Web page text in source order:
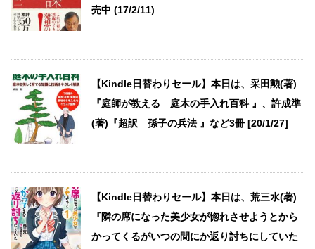
売中 (17/2/11)
【Kindle日替わりセール】本日は、采田勲(著)
『庭師が教える 庭木の手入れ百科 』、許成準
(著)『超訳 孫子の兵法 』など3冊 [20/1/27]
【Kindle日替わりセール】本日は、荒三水(著)
『隣の席になった美少女が惚れさせようとから
かってくるがいつの間にか返り討ちにしていた